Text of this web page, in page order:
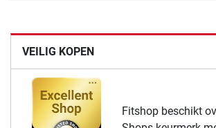
VEILIG KOPEN
Fitshop beschikt